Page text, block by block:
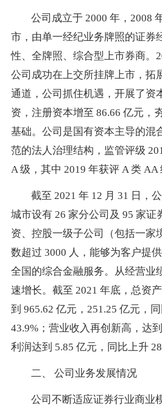
公司成立于 2000 年，2008
市，由单一经纪业务牌照的证券
性、全牌照、综合型上市券商。
公司成功在上交所挂牌上市，拓
通道，公司抓住机遇，开展了资
资，注册资本增至 86.66 亿元，
基础。公司是国有资本主导的混
范的法人治理结构，监管评级
A 级，其中 2019 年获评 A 类 AA
截至 2021 年 12 月 31 日，
城市设有 26 家分公司及 95 家证
资、控股一级子公司（包括一家
数超过 3000 人，能够为客户提
全国的综合金融服务。从经营业
速增长。截至 2021 年底，总资
到 965.62 亿元，251.25 亿元，同
43.9%；营业收入再创新高，达
利润达到 5.85 亿元，同比上升
二、 公司业务发展情况
公司不断适应证券行业商业